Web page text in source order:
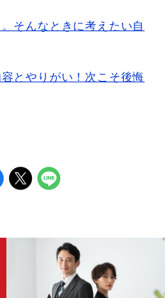
そんなときに考えたい自
とやりがい！次こそ後悔